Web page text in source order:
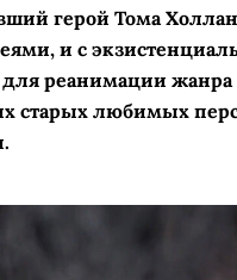
герой Тома
и с
для реанимации
старых любимых